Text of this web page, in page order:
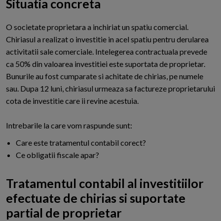
Situatia concreta
O societate proprietara a inchiriat un spatiu comercial.
Chiriasul a realizat o investitie in acel spatiu pentru derularea
activitatii sale comerciale. Intelegerea contractuala prevede
ca 50% din valoarea investitiei este suportata de proprietar.
Bunurile au fost cumparate si achitate de chirias, pe numele
sau. Dupa 12 luni, chiriasul urmeaza sa factureze proprietarului
cota de investitie care ii revine acestuia.
Intrebarile la care vom raspunde sunt:
Care este tratamentul contabil corect?
Ce obligatii fiscale apar?
Tratamentul contabil al investitiilor
efectuate de chirias si suportate
partial de proprietar